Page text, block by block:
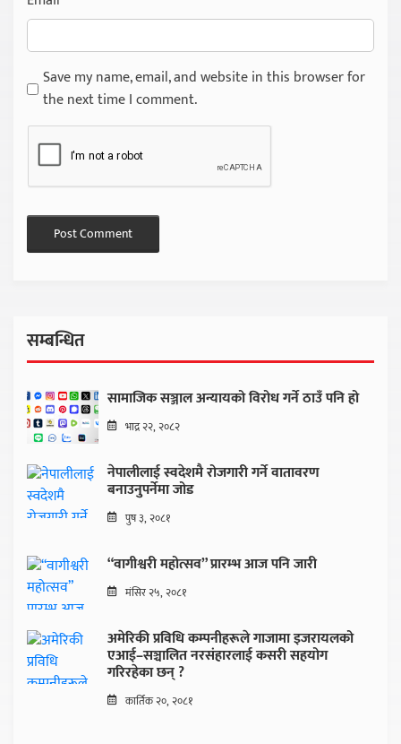
Save my name, email, and website in this browser for
the next time I comment.
सम्बन्धित
सामाजिक सञ्जाल अन्यायको विरोध गर्ने ठाउँ पनि हो
भाद्र २२, २०८२
नेपालीलाई स्वदेशमै रोजगारी गर्ने वातावरण
बनाउनुपर्नेमा जोड
पुष ३, २०८१
“वागीश्वरी महोत्सव” प्रारम्भ आज पनि जारी
मंसिर २५, २०८१
अमेरिकी प्रविधि कम्पनीहरूले गाजामा इजरायलको
एआई–सञ्चालित नरसंहारलाई कसरी सहयोग
गरिरहेका छन् ?
कार्तिक २०, २०८१